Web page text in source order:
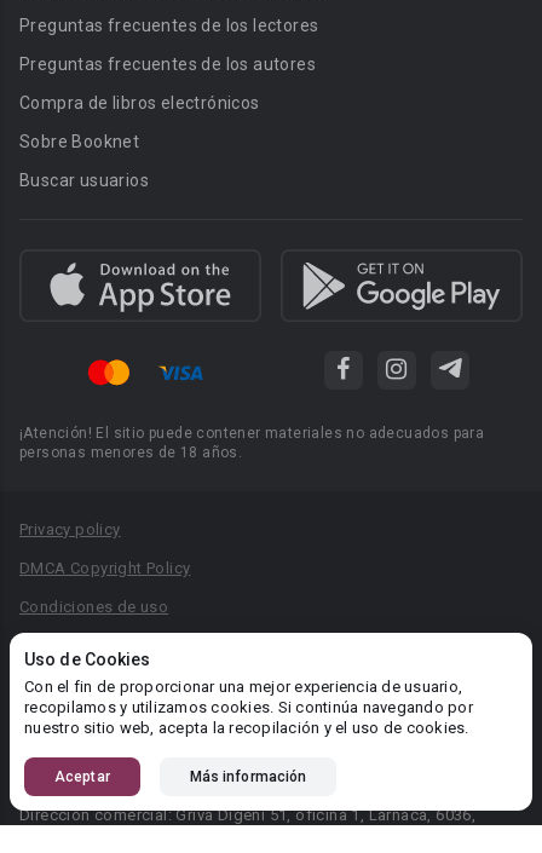
Uso de Cookies
Con el fin de proporcionar una mejor experiencia de usuario,
recopilamos y utilizamos cookies. Si continúa navegando por
nuestro sitio web, acepta la recopilación y el uso de cookies.
Aceptar Más información
Preguntas frecuentes de los lectores
Preguntas frecuentes de los autores
Compra de libros electrónicos
Sobre Booknet
Buscar usuarios
¡Atención! El sitio puede contener materiales no adecuados para
personas menores de 18 años.
Privacy policy
DMCA Copyright Policy
Condiciones de uso
Reglas para la publicación de libros
Área RR.PP.: pr@booknet.com
© 2026 Booknet. Todos los derechos reservados.
Dirección comercial: Griva Digeni 51, oficina 1, Larnaca, 6036,